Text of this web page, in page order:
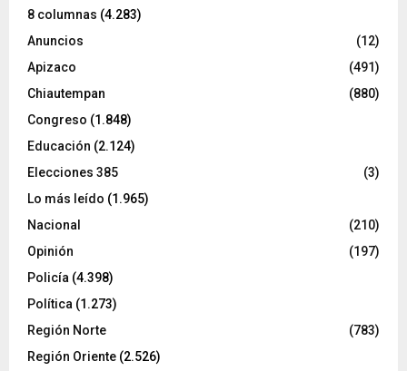
8 columnas (4.283)
Anuncios
(12)
Apizaco
(491)
Chiautempan
(880)
Congreso (1.848)
Educación (2.124)
Elecciones 385
(3)
Lo más leído (1.965)
Nacional
(210)
Opinión
(197)
Policía (4.398)
Política (1.273)
Región Norte
(783)
Región Oriente (2.526)